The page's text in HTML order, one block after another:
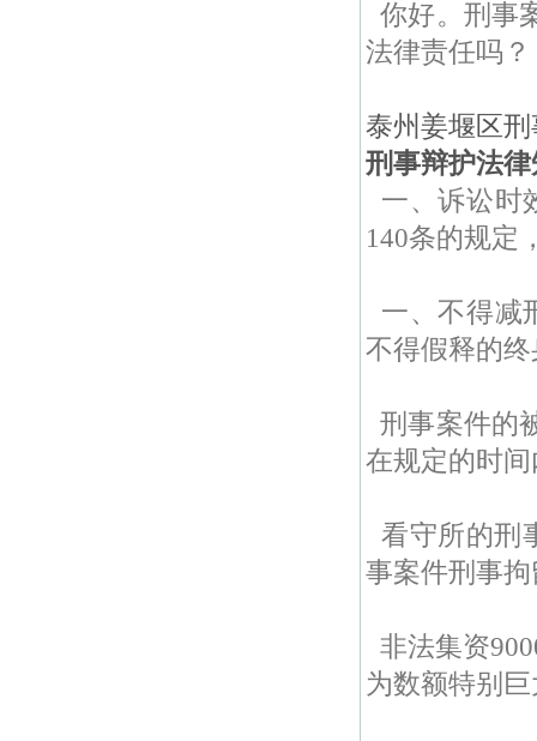
你好。刑事
法律责任吗？
泰州姜堰区刑
刑事辩护法
一、诉讼时
140条的规定
一、不得减
不得假释的
刑事案件的
在规定的时
看守所的刑
事案件刑事
非法集资
为数额特别